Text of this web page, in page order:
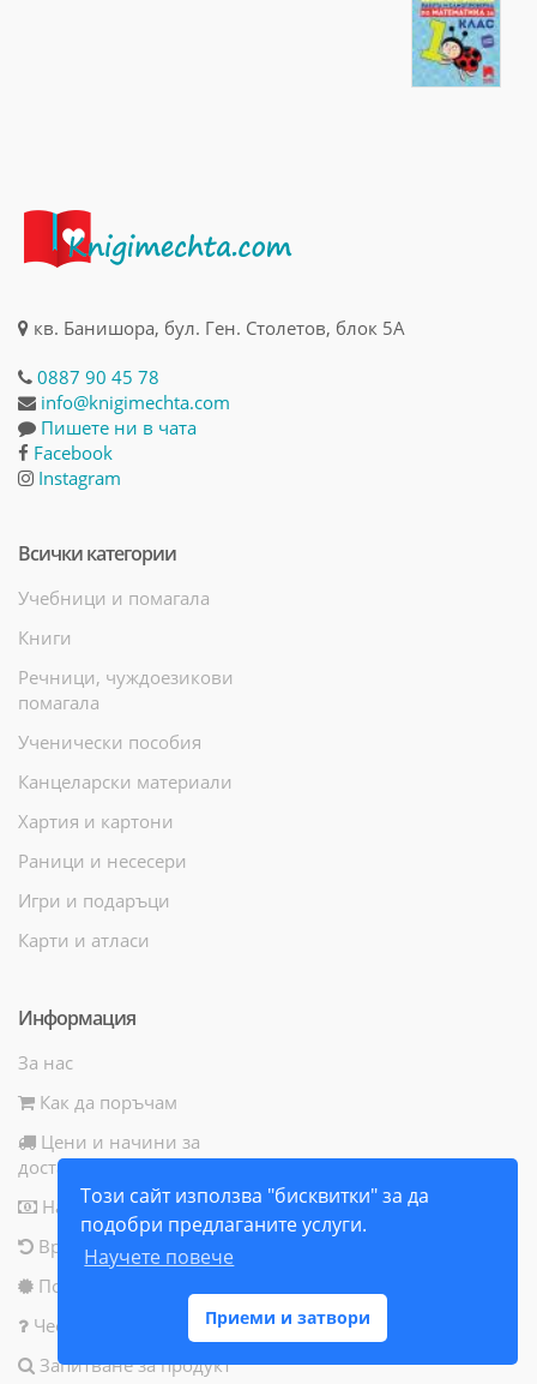
Този сайт използва "бисквитки" за да
подобри предлаганите услуги.
Научете повече
Приеми и затвори
кв. Банишора, бул. Ген. Столетов, блок 5А
0887 90 45 78
info@knigimechta.com
Пишете ни в чата
Facebook
Instagram
Всички категории
Учебници и помагала
Книги
Речници, чуждоезикови
помагала
Ученически пособия
Канцеларски материали
Хартия и картони
Раници и несесери
Игри и подаръци
Карти и атласи
Информация
За нас
Как да поръчам
Цени и начини за
доставка
Начини за плащане
Връщане на продукт
Политика за бисквитки
Често задавани въпроси
Запитване за продукт